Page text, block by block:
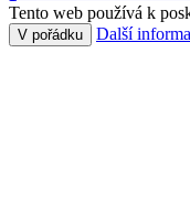
Tento web používá k
V pořádku Další